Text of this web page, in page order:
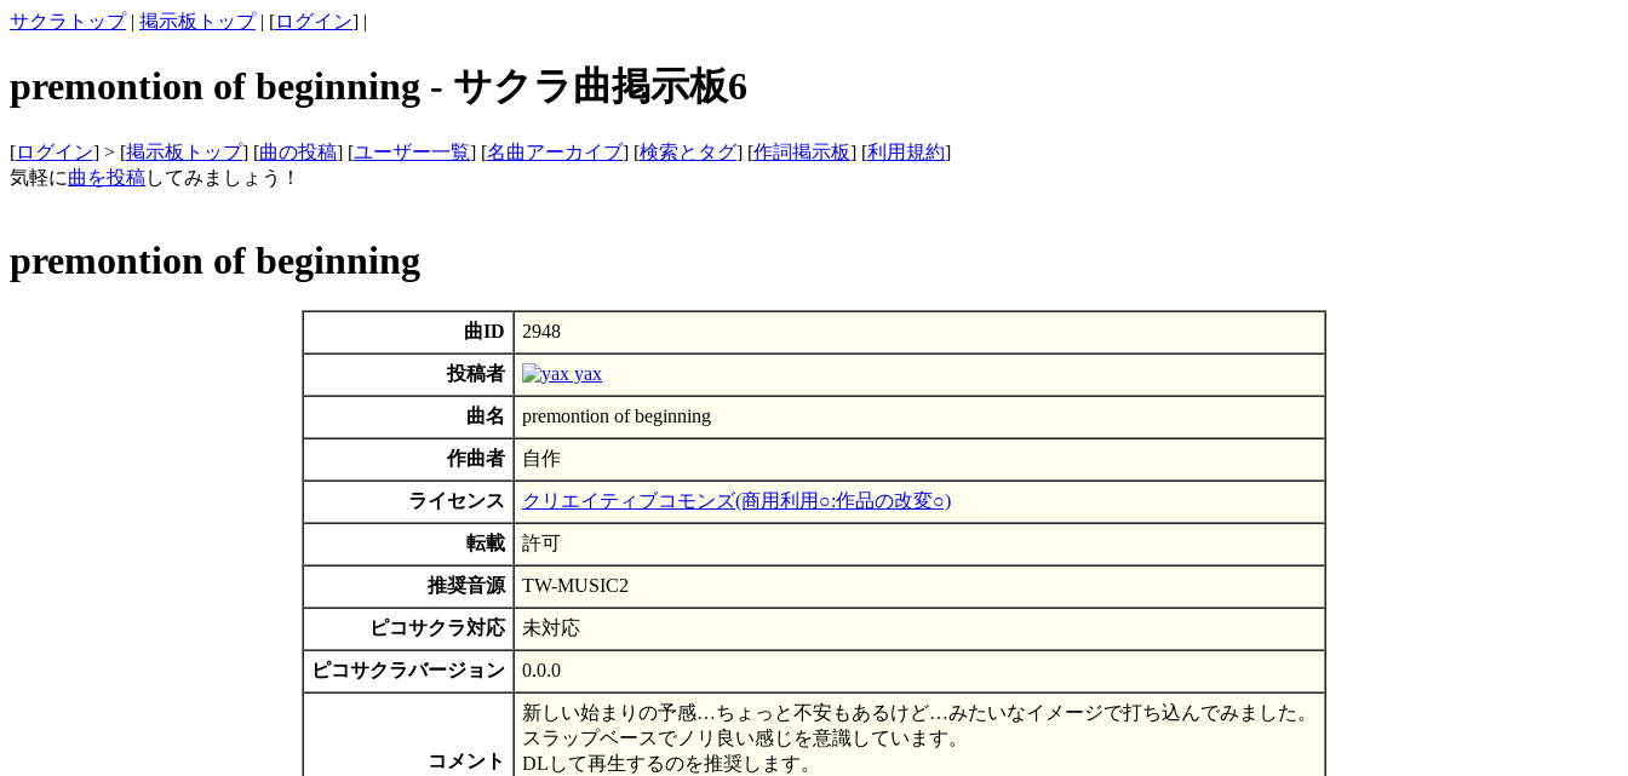
サクラトップ| 掲示板トップ| [ログイン] |
premontion of beginning - サクラ曲掲示板6
[ログイン] > [掲示板トップ] [曲の投稿] [ユーザー一覧] [名曲アーカイブ] [検索とタグ] [作詞掲示板] [利用規約]
気軽に曲を投稿してみましょう！
premontion of beginning
曲ID 2948
投稿者 yax
曲名 premontion of beginning
作曲者 自作
ライセンス クリエイティブコモンズ(商用利用○:作品の改変○)
転載 許可
推奨音源 TW-MUSIC2
ピコサクラ対応 未対応
ピコサクラバージョン 0.0.0
コメント
新しい始まりの予感…ちょっと不安もあるけど…みたいなイメージで打ち込んでみました。
スラップベースでノリ良い感じを意識しています。
DLして再生するのを推奨します。